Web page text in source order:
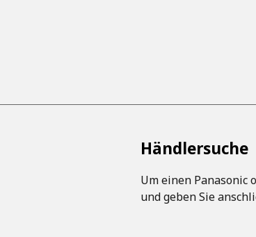
Händlersuche
Um einen Panasonic
und geben Sie